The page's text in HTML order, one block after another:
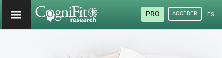
PRO ACCEDER